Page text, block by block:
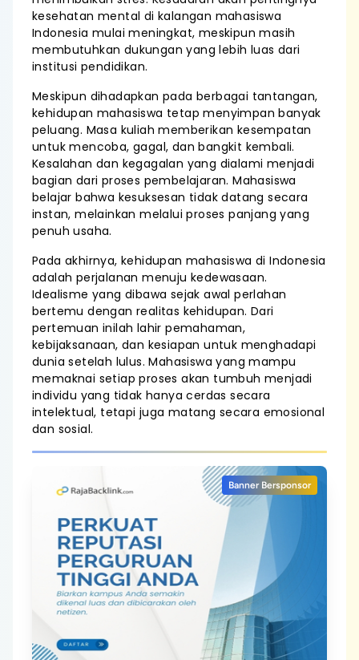
kesehatan mental di kalangan mahasiswa
Indonesia mulai meningkat, meskipun masih
membutuhkan dukungan yang lebih luas dari
institusi pendidikan.
Meskipun dihadapkan pada berbagai tantangan,
kehidupan mahasiswa tetap menyimpan banyak
peluang. Masa kuliah memberikan kesempatan
untuk mencoba, gagal, dan bangkit kembali.
Kesalahan dan kegagalan yang dialami menjadi
bagian dari proses pembelajaran. Mahasiswa
belajar bahwa kesuksesan tidak datang secara
instan, melainkan melalui proses panjang yang
penuh usaha.
Pada akhirnya, kehidupan mahasiswa di Indonesia
adalah perjalanan menuju kedewasaan.
Idealisme yang dibawa sejak awal perlahan
bertemu dengan realitas kehidupan. Dari
pertemuan inilah lahir pemahaman,
kebijaksanaan, dan kesiapan untuk menghadapi
dunia setelah lulus. Mahasiswa yang mampu
memaknai setiap proses akan tumbuh menjadi
individu yang tidak hanya cerdas secara
intelektual, tetapi juga matang secara emosional
dan sosial.
Banner Bersponsor